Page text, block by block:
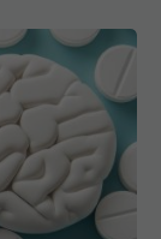
tipurile